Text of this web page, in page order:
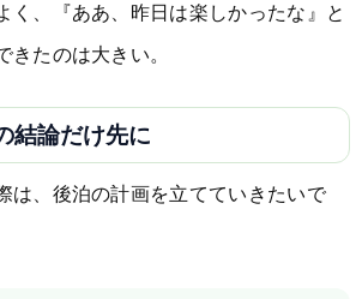
く、『ああ、昨日は楽しかったな』と
きたのは大きい。
結論だけ先に
は、後泊の計画を立てていきたいで